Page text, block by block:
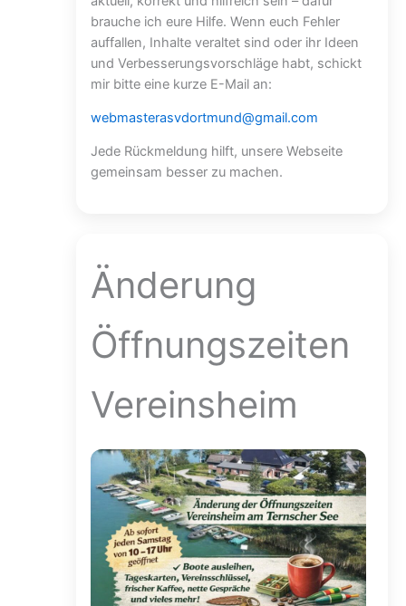
brauche ich eure Hilfe. Wenn euch Fehler
auffallen, Inhalte veraltet sind oder ihr Ideen
und Verbesserungsvorschläge habt, schickt
mir bitte eine kurze E-Mail an:
webmasterasvdortmund@gmail.com
Jede Rückmeldung hilft, unsere Webseite
gemeinsam besser zu machen.
Änderung
Öffnungszeiten
Vereinsheim